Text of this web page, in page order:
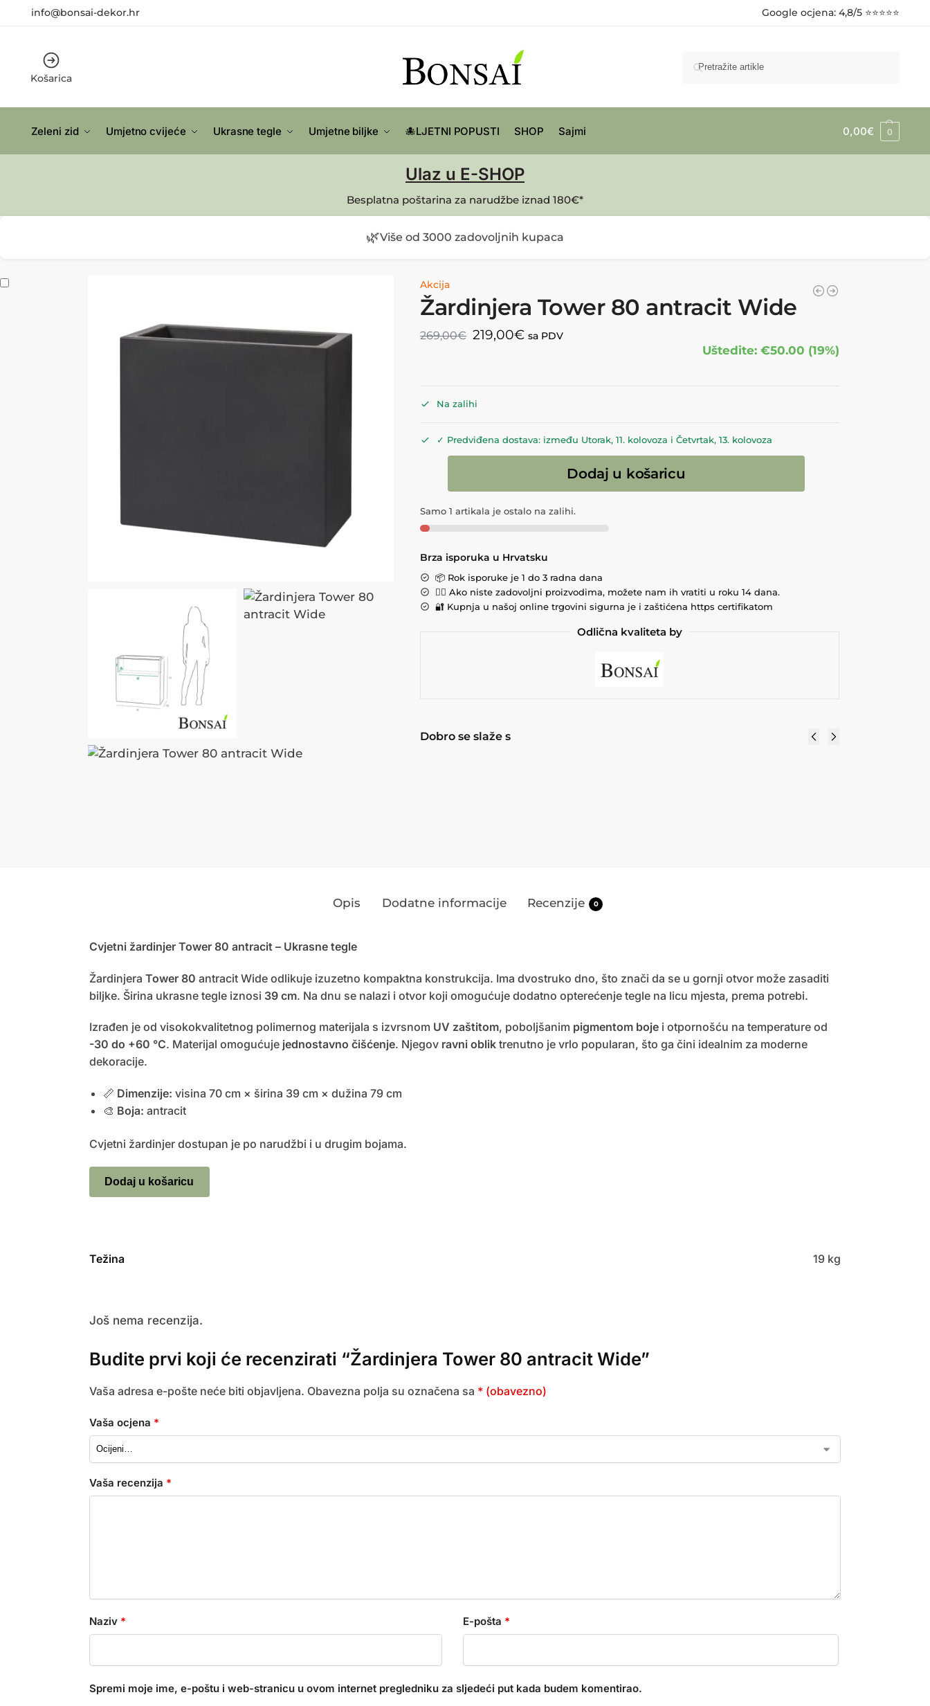
info@bonsai-dekor.hr Google ocjena: 4,8/5 ⭐⭐⭐⭐⭐
Košarica
Zeleni zid Umjetno cvijeće Ukrasne tegle Umjetne biljke 🐙LJETNI POPUSTI SHOP Sajmi 0,00€ 0
Ulaz u E-SHOP
Besplatna poštarina za narudžbe iznad 180€*
🌿Više od 3000 zadovoljnih kupaca
Akcija
Žardinjera Tower 80 antracit Wide
269,00€ 219,00€ sa PDV
Uštedite: €50.00 (19%)
Na zalihi
✓ Predviđena dostava: između Utorak, 11. kolovoza i Četvrtak, 13. kolovoza
Dodaj u košaricu
Samo 1 artikala je ostalo na zalihi.
Brza isporuka u Hrvatsku
📦 Rok isporuke je 1 do 3 radna dana
💁‍♀️ Ako niste zadovoljni proizvodima, možete nam ih vratiti u roku 14 dana.
🔐 Kupnja u našoj online trgovini sigurna je i zaštićena https certifikatom
Odlična kvaliteta by
Dobro se slaže s
Opis Dodatne informacije Recenzije 0
Cvjetni žardinjer Tower 80 antracit – Ukrasne tegle
Žardinjera Tower 80 antracit Wide odlikuje izuzetno kompaktna konstrukcija. Ima dvostruko dno, što znači da se u gornji otvor može zasaditi
biljke. Širina ukrasne tegle iznosi 39 cm. Na dnu se nalazi i otvor koji omogućuje dodatno opterećenje tegle na licu mjesta, prema potrebi.
Izrađen je od visokokvalitetnog polimernog materijala s izvrsnom UV zaštitom, poboljšanim pigmentom bojei otpornošću na temperature od
-30 do +60 °C. Materijal omogućuje jednostavno čišćenje. Njegov ravni obliktrenutno je vrlo popularan, što ga čini idealnim za moderne
dekoracije.
📏 Dimenzije: visina 70 cm × širina 39 cm × dužina 79 cm
🎨 Boja: antracit
Cvjetni žardinjer dostupan je po narudžbi i u drugim bojama.
Dodaj u košaricu
Težina 19 kg
Još nema recenzija.
Budite prvi koji će recenzirati “Žardinjera Tower 80 antracit Wide”
Vaša adresa e-pošte neće biti objavljena. Obavezna polja su označena sa * (obavezno)
Vaša ocjena *
Vaša recenzija *
Naziv * E-pošta *
Spremi moje ime, e-poštu i web-stranicu u ovom internet pregledniku za sljedeći put kada budem komentirao.